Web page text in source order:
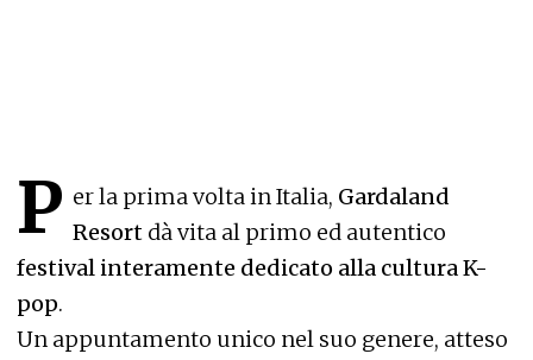
P er la prima volta in Italia, Gardaland
Resort dà vita al primo ed autentico
festival interamente dedicato alla cultura K-
pop.
Un appuntamento unico nel suo genere, atteso